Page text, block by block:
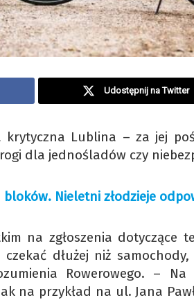
Udostępnij na Twitter
krytyczna Lublina – za jej
dla jednośladów czy
Nieletni złodzieje
na zgłoszenia dotyczące
dłużej niż
Rowerowego. – Na
na przykład na ul. Jana